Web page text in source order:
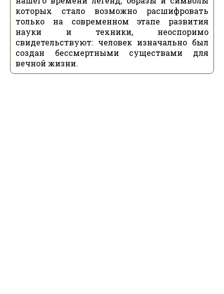
которых стало возможно расшифровать
только на современном этапе развития
науки и техники, неоспоримо
свидетельствуют: человек изначально был
создан бессмертными существами для
вечной жизни.